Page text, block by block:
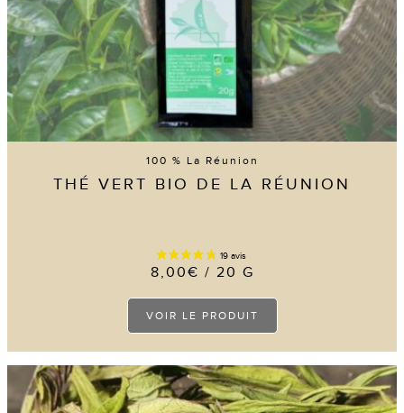
16 avis
100 % La Réunion
THÉ VERT BIO DE LA RÉUNION
8,00€ / 20 G
VOIR LE PRODUIT
Ce
a
plusieurs
variations.
Les
options
peuvent